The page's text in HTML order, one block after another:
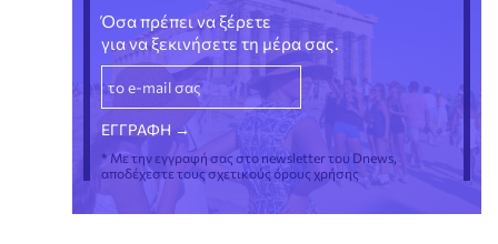
Όσα πρέπει να ξέρετε
για να ξεκινήσετε τη μέρα σας.
* Με την εγγραφή σας στο newsletter του Dnews,
αποδέχεστε τους σχετικούς όρους χρήσης